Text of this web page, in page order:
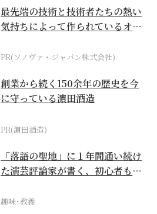
最先端の技術と技術者たちの熱い
気持ちによって作られているオー
PR(ソノヴァ・ジャパン株式会社)
創業から続く150余年の歴史を今
に守っている濵田酒造
PR(濵田酒造)
「落語の聖地」に１年間通い続け
た演芸評論家が書く、初心者も引
趣味･教養